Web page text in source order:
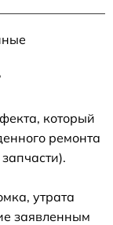
который
ремонта
утрата
заявленным